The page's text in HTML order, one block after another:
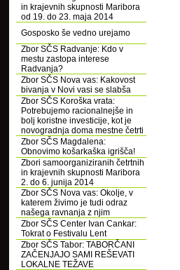
in krajevnih skupnosti Maribora
od 19. do 23. maja 2014
Gosposko še vedno urejamo
Zbor SČS Radvanje: Kdo v
mestu zastopa interese
Radvanja?
Zbor SČS Nova vas: Kakovost
bivanja v Novi vasi se slabša
Zbor SČS Koroška vrata:
Potrebujemo racionalnejše in
bolj koristne investicije, kot je
novogradnja doma mestne četrti
Zbor SČS Magdalena:
Obnovimo košarkaška igrišča!
Zbori samoorganiziranih četrtnih
in krajevnih skupnosti Maribora
2. do 6. junija 2014
Zbor SČS Nova vas: Okolje, v
katerem živimo je tudi odraz
našega ravnanja z njim
Zbor SČS Center Ivan Cankar:
Tokrat o Festivalu Lent
Zbor SČS Tabor: TABORČANI
ZAČENJAJO SAMI REŠEVATI
LOKALNE TEŽAVE